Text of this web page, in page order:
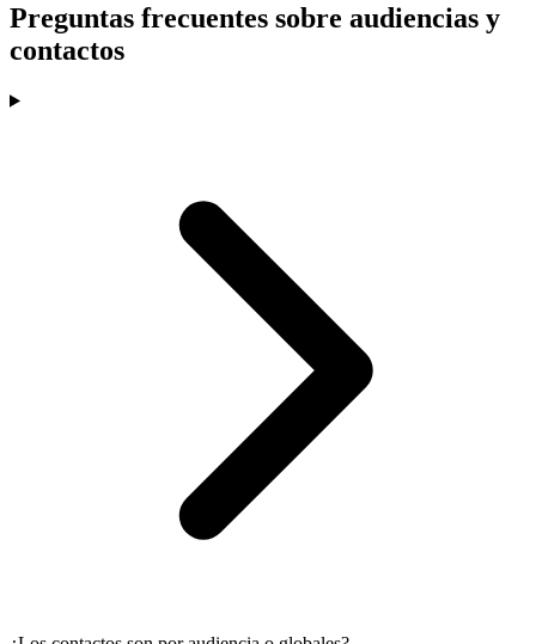
Preguntas frecuentes sobre audiencias y
contactos